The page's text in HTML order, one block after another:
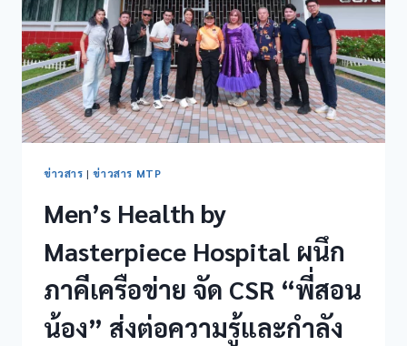
ข่าวสาร |ข่าวสาร MTP
Men’s Health by
Masterpiece Hospital ผนึก
ภาคีเครือข่าย จัด CSR “พี่สอน
น้อง” ส่งต่อความรู้และกำลัง